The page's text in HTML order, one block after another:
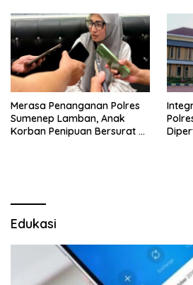
Merasa Penanganan Polres
Sumenep Lamban, Anak
Korban Penipuan Bersurat ke
Edukasi